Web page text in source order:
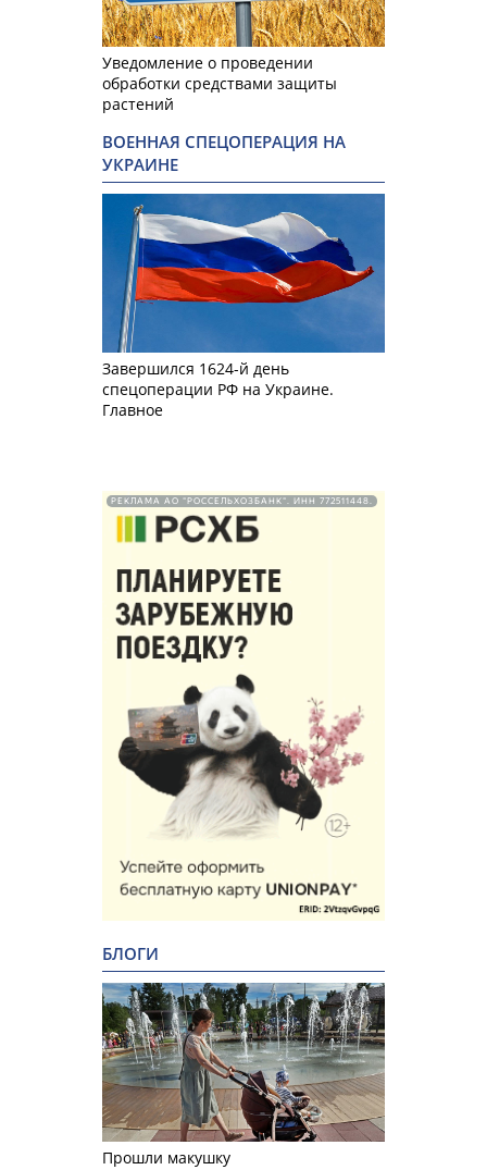
Уведомление о проведении
обработки средствами защиты
растений
ВОЕННАЯ СПЕЦОПЕРАЦИЯ НА
УКРАИНЕ
Завершился 1624-й день
спецоперации РФ на Украине.
Главное
РЕКЛАМА АО "РОССЕЛЬХОЗБАНК". ИНН 772511448.
БЛОГИ
Прошли макушку